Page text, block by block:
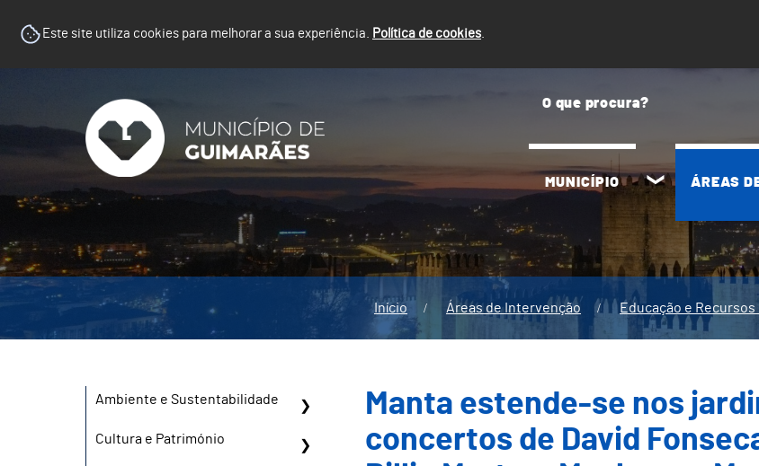
Este site utiliza cookies para melhorar a sua experiência. Política de cookies.
MUNICÍPIO ÁREAS
Início Áreas de Intervenção Educação e Recursos
Ambiente e Sustentabilidade
Cultura e Património
Manta estende-se nos
concertos de David